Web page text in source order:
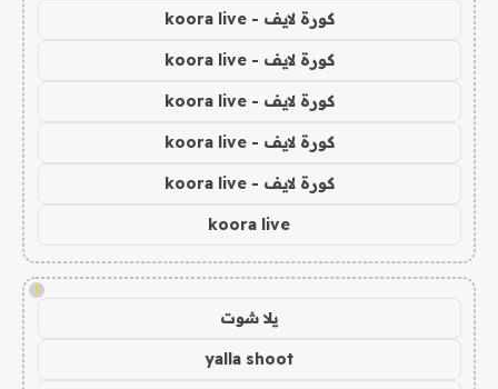
كورة لايف - koora live
كورة لايف - koora live
كورة لايف - koora live
كورة لايف - koora live
كورة لايف - koora live
koora live
!
يلا شوت
yalla shoot